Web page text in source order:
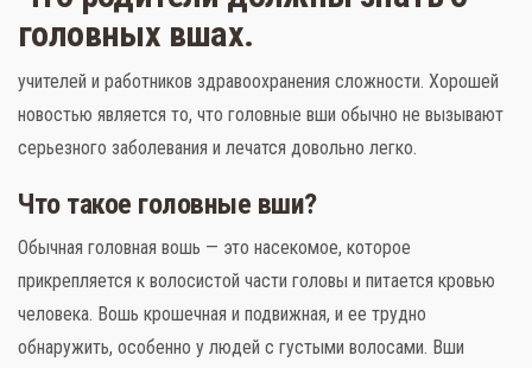
Стихи
Детская литература
головных вшах.
учителей и работников здравоохранения сложности. Хорошей
новостью является то, что головные вши обычно не вызывают
серьезного заболевания и лечатся довольно легко.
Что такое головные вши?
Обычная головная вошь — это насекомое, которое
прикрепляется к волосистой части головы и питается кровью
человека. Вошь крошечная и подвижная, и ее трудно
обнаружить, особенно у людей с густыми волосами. Вши